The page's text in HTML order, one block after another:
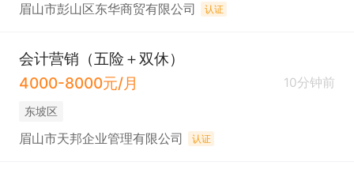
眉山市彭山区东华商贸有限公司 认证
会计营销（五险＋双休）
4000-8000元/月
10分钟前
东坡区
眉山市天邦企业管理有限公司 认证